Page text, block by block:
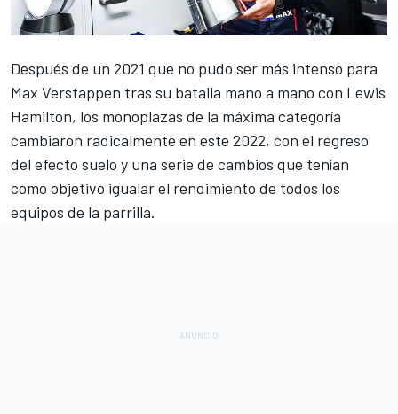
Después de un 2021 que no pudo ser más intenso para
Max Verstappen tras su batalla mano a mano con Lewis
Hamilton, los monoplazas de la máxima categoría
cambiaron radicalmente en este 2022, con el regreso
del efecto suelo y una serie de cambios que tenían
como objetivo igualar el rendimiento de todos los
equipos de la parrilla.